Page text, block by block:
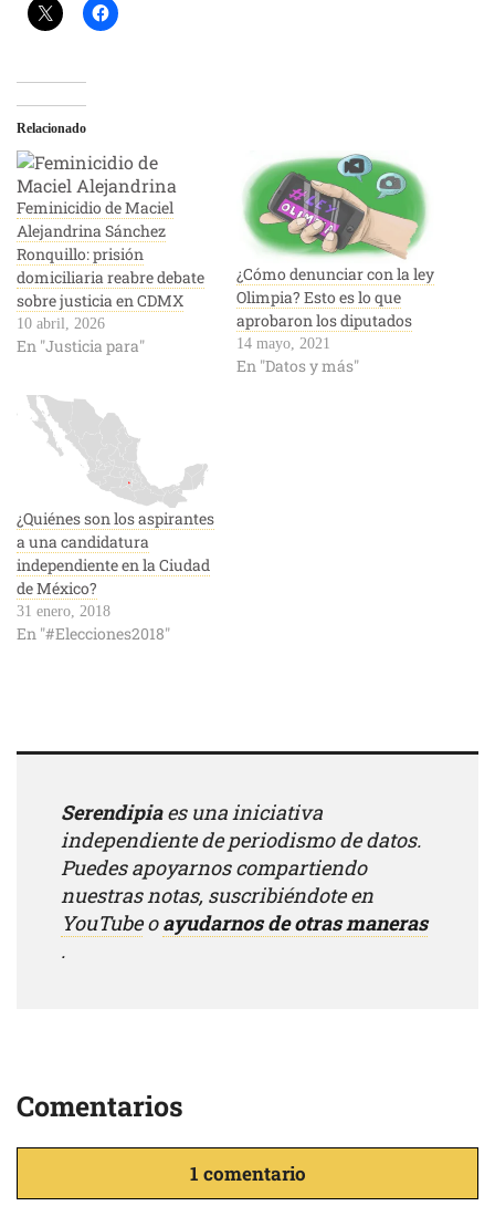
Relacionado
Feminicidio de Maciel
Alejandrina Sánchez
Ronquillo: prisión
domiciliaria reabre debate
sobre justicia en CDMX
10 abril, 2026
En "Justicia para"
¿Cómo denunciar con la ley
Olimpia? Esto es lo que
aprobaron los diputados
14 mayo, 2021
En "Datos y más"
¿Quiénes son los aspirantes
a una candidatura
independiente en la Ciudad
de México?
31 enero, 2018
En "#Elecciones2018"
Serendipiaes una iniciativa
independiente de periodismo de datos.
Puedes apoyarnos compartiendo
nuestras notas, suscribiéndote en
YouTubeoayudarnos de otras maneras
.
Comentarios
1 comentario